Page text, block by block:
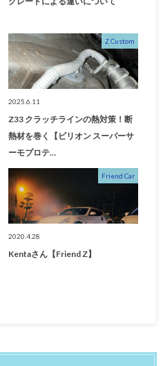
Z Custom
2025.6.11
Z33 クラッチラインの熱対策！断
熱材を巻く【ビリオン スーパーサ
ーモプロテ…
Friend Car
2020.4.28
Kentaさん【Friend Z】